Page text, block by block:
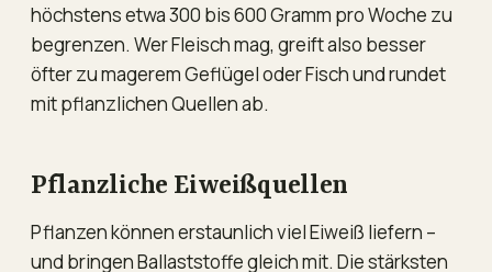
höchstens etwa 300 bis 600 Gramm pro Woche zu
begrenzen. Wer Fleisch mag, greift also besser
öfter zu magerem Geflügel oder Fisch und rundet
mit pflanzlichen Quellen ab.
Pflanzliche Eiweißquellen
Pflanzen können erstaunlich viel Eiweiß liefern –
und bringen Ballaststoffe gleich mit. Die stärksten